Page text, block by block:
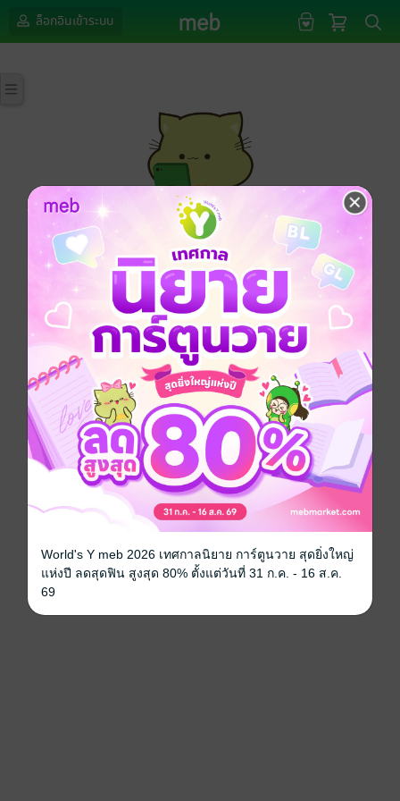
ล็อกอินเข้าระบบ
กรุณาเข้าสู่ระบบก่อนดำเนินรายการด้วยค่ะ
ล็อกอินเข้าระบบ
World's Y meb 2026 เทศกาลนิยาย การ์ตูนวาย สุดยิ่งใหญ่
แห่งปี ลดสุดฟิน สูงสุด 80% ตั้งแต่วันที่ 31 ก.ค. - 16 ส.ค.
69